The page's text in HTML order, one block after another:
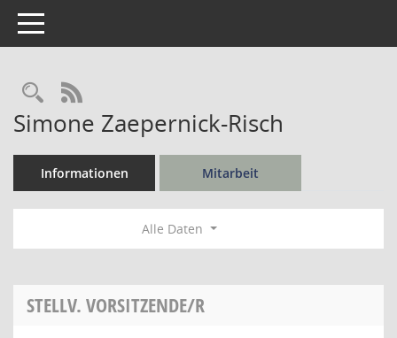
Toggle navigation
Rechercheauswahl
RSS-Feed
Simone Zaepernick-Risch
Informationen Mitarbeit
Alle Daten
STELLV. VORSITZENDE/R